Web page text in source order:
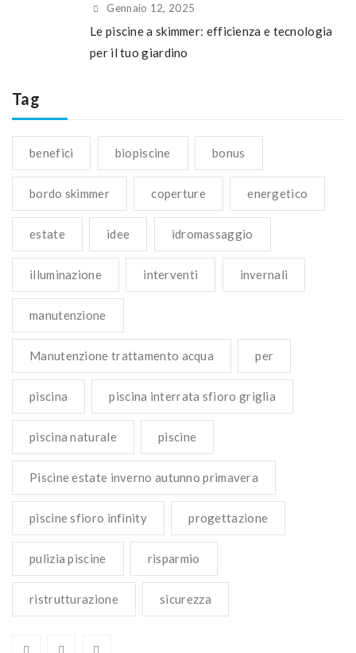
Gennaio 12, 2025
Le piscine a skimmer: efficienza e tecnologia
per il tuo giardino
Tag
benefici biopiscine bonus
bordo skimmer coperture energetico
estate idee idromassaggio
illuminazione interventi invernali
manutenzione
Manutenzione trattamento acqua per
piscina piscina interrata sfioro griglia
piscina naturale piscine
Piscine estate inverno autunno primavera
piscine sfioro infinity progettazione
pulizia piscine risparmio
ristrutturazione sicurezza